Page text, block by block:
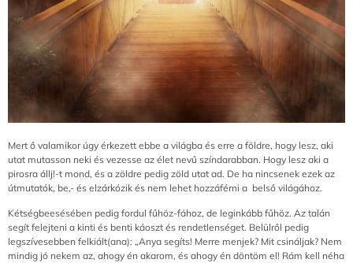
Mert ő valamikor úgy érkezett ebbe a világba és erre a földre, hogy lesz, aki
utat mutasson neki és vezesse az élet nevű színdarabban. Hogy lesz aki a
pirosra állj!-t mond, és a zöldre pedig zöld utat ad. De ha nincsenek ezek az
útmutatók, be,- és elzárkózik és nem lehet hozzáférni a belső világához.
Kétségbeesésében pedig fordul fűhöz-fához, de leginkább fűhöz. Az talán
segít felejteni a kinti és benti káoszt és rendetlenséget. Belülről pedig
legszívesebben felkiált(ana): „Anya segíts! Merre menjek? Mit csináljak? Nem
mindig jó nekem az, ahogy én akarom, és ahogy én döntöm el! Rám kell néha